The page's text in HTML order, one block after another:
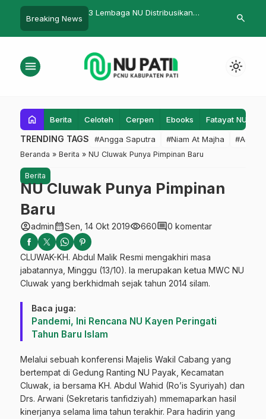
Breaking News
3 Lembaga NU Distribusikan
Lazisnu-
search
menu light_mode
home Berita Celoteh Cerpen Ebooks Fatayat NU
TRENDING TAGS #Angga Saputra #Niam At Majha #Admin
Beranda » Berita » NU Cluwak Punya Pimpinan Baru
Berita
NU Cluwak Punya Pimpinan
Baru
account_circleadmincalendar_monthSen, 14 Okt 2019visibility660comment0 komentar
CLUWAK-KH. Abdul Malik Resmi mengakhiri masa
jabatannya, Minggu (13/10). Ia merupakan ketua MWC NU
Cluwak yang berkhidmah sejak tahun 2014 silam.
Baca juga:
Pandemi, Ini Rencana NU Kayen Peringati
Tahun Baru Islam
Melalui sebuah konferensi Majelis Wakil Cabang yang
bertempat di Gedung Ranting NU Payak, Kecamatan
Cluwak, ia bersama KH. Abdul Wahid (Ro’is Syuriyah) dan
Drs. Arwani (Sekretaris tanfidziyah) mmemaparkan hasil
kinerjanya selama lima tahun terakhir. Para hadirin yang